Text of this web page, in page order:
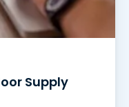
Supply